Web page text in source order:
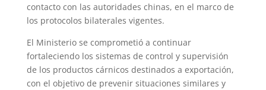
contacto con las autoridades chinas, en el marco de
los protocolos bilaterales vigentes.
El Ministerio se comprometió a continuar
fortaleciendo los sistemas de control y supervisión
de los productos cárnicos destinados a exportación,
con el objetivo de prevenir situaciones similares y